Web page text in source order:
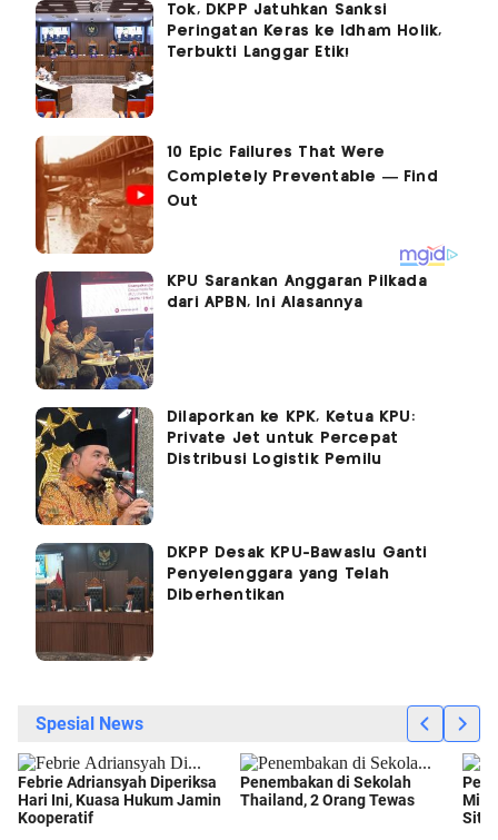
Tok, DKPP Jatuhkan Sanksi
Peringatan Keras ke Idham Holik,
Terbukti Langgar Etik!
KPU Sarankan Anggaran Pilkada
dari APBN, Ini Alasannya
Dilaporkan ke KPK, Ketua KPU:
Private Jet untuk Percepat
Distribusi Logistik Pemilu
DKPP Desak KPU-Bawaslu Ganti
Penyelenggara yang Telah
Diberhentikan